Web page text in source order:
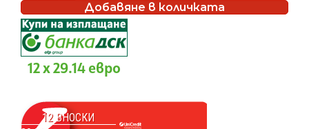
Добавяне в количката
12 x 29.14 евро
12 ВНОСКИ